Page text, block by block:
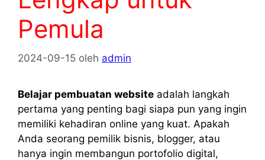
Pemula
2024-09-15 oleh admin
Belajar pembuatan website adalah langkah
pertama yang penting bagi siapa pun yang ingin
memiliki kehadiran online yang kuat. Apakah
Anda seorang pemilik bisnis, blogger, atau
hanya ingin membangun portofolio digital,